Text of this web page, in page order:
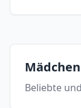
Beliebte